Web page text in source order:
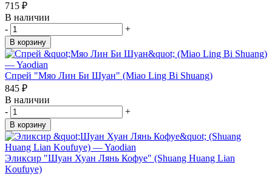
715 ₽
В наличии
-
+
В корзину
Спрей "Мяо Лин Би Шуан" (Miao Ling Bi Shuang)
845 ₽
В наличии
-
+
В корзину
Эликсир "Шуан Хуан Лянь Кофуе" (Shuang Huang Lian
Koufuye)